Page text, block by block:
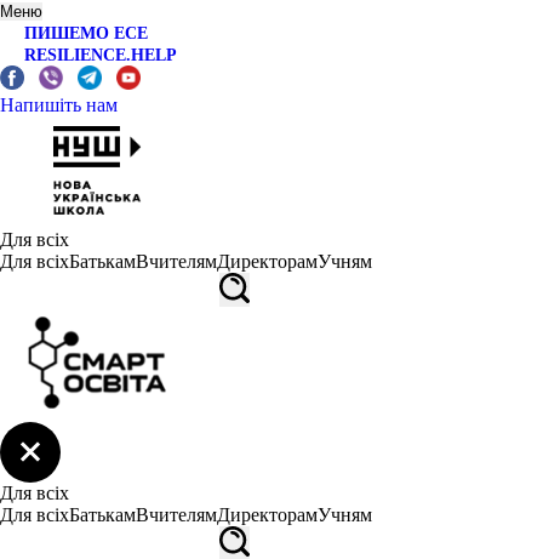
Меню
ПИШЕМО ЕСЕ
RESILIENCE.HELP
Напишіть нам
Для всіх
Для всіхБатькамВчителямДиректорамУчням
Для всіх
Для всіхБатькамВчителямДиректорамУчням